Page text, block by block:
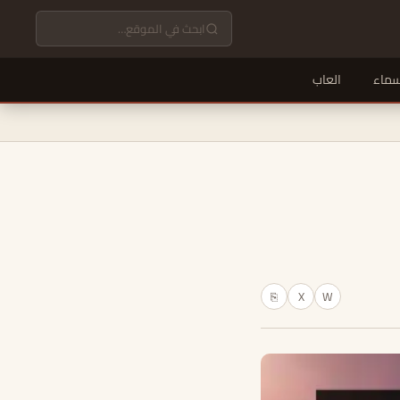
العاب
W
X
⎘